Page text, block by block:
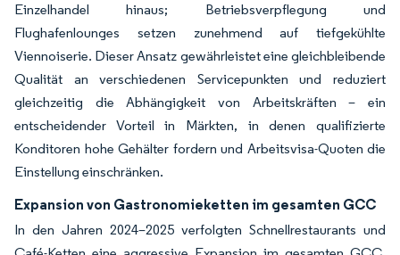
Einzelhandel hinaus; Betriebsverpflegung und
Flughafenlounges setzen zunehmend auf tiefgekühlte
Viennoiserie. Dieser Ansatz gewährleistet eine gleichbleibende
Qualität an verschiedenen Servicepunkten und reduziert
gleichzeitig die Abhängigkeit von Arbeitskräften – ein
entscheidender Vorteil in Märkten, in denen qualifizierte
Konditoren hohe Gehälter fordern und Arbeitsvisa-Quoten die
Einstellung einschränken.
Expansion von Gastronomieketten im gesamten GCC
In den Jahren 2024–2025 verfolgten Schnellrestaurants und